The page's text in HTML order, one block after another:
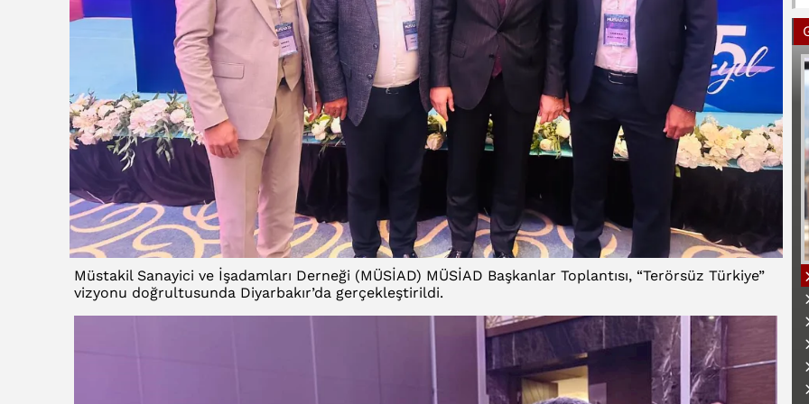
Müstakil Sanayici ve İşadamları Derneği (MÜSİAD) MÜSİAD Başkanlar Toplantısı, “Terörsüz Türkiye”
vizyonu doğrultusunda Diyarbakır’da gerçekleştirildi.